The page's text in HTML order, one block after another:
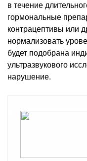
в течение
гормональные
контрацептивы или
нормализовать
будет подобрана
ультразвукового
нарушение.